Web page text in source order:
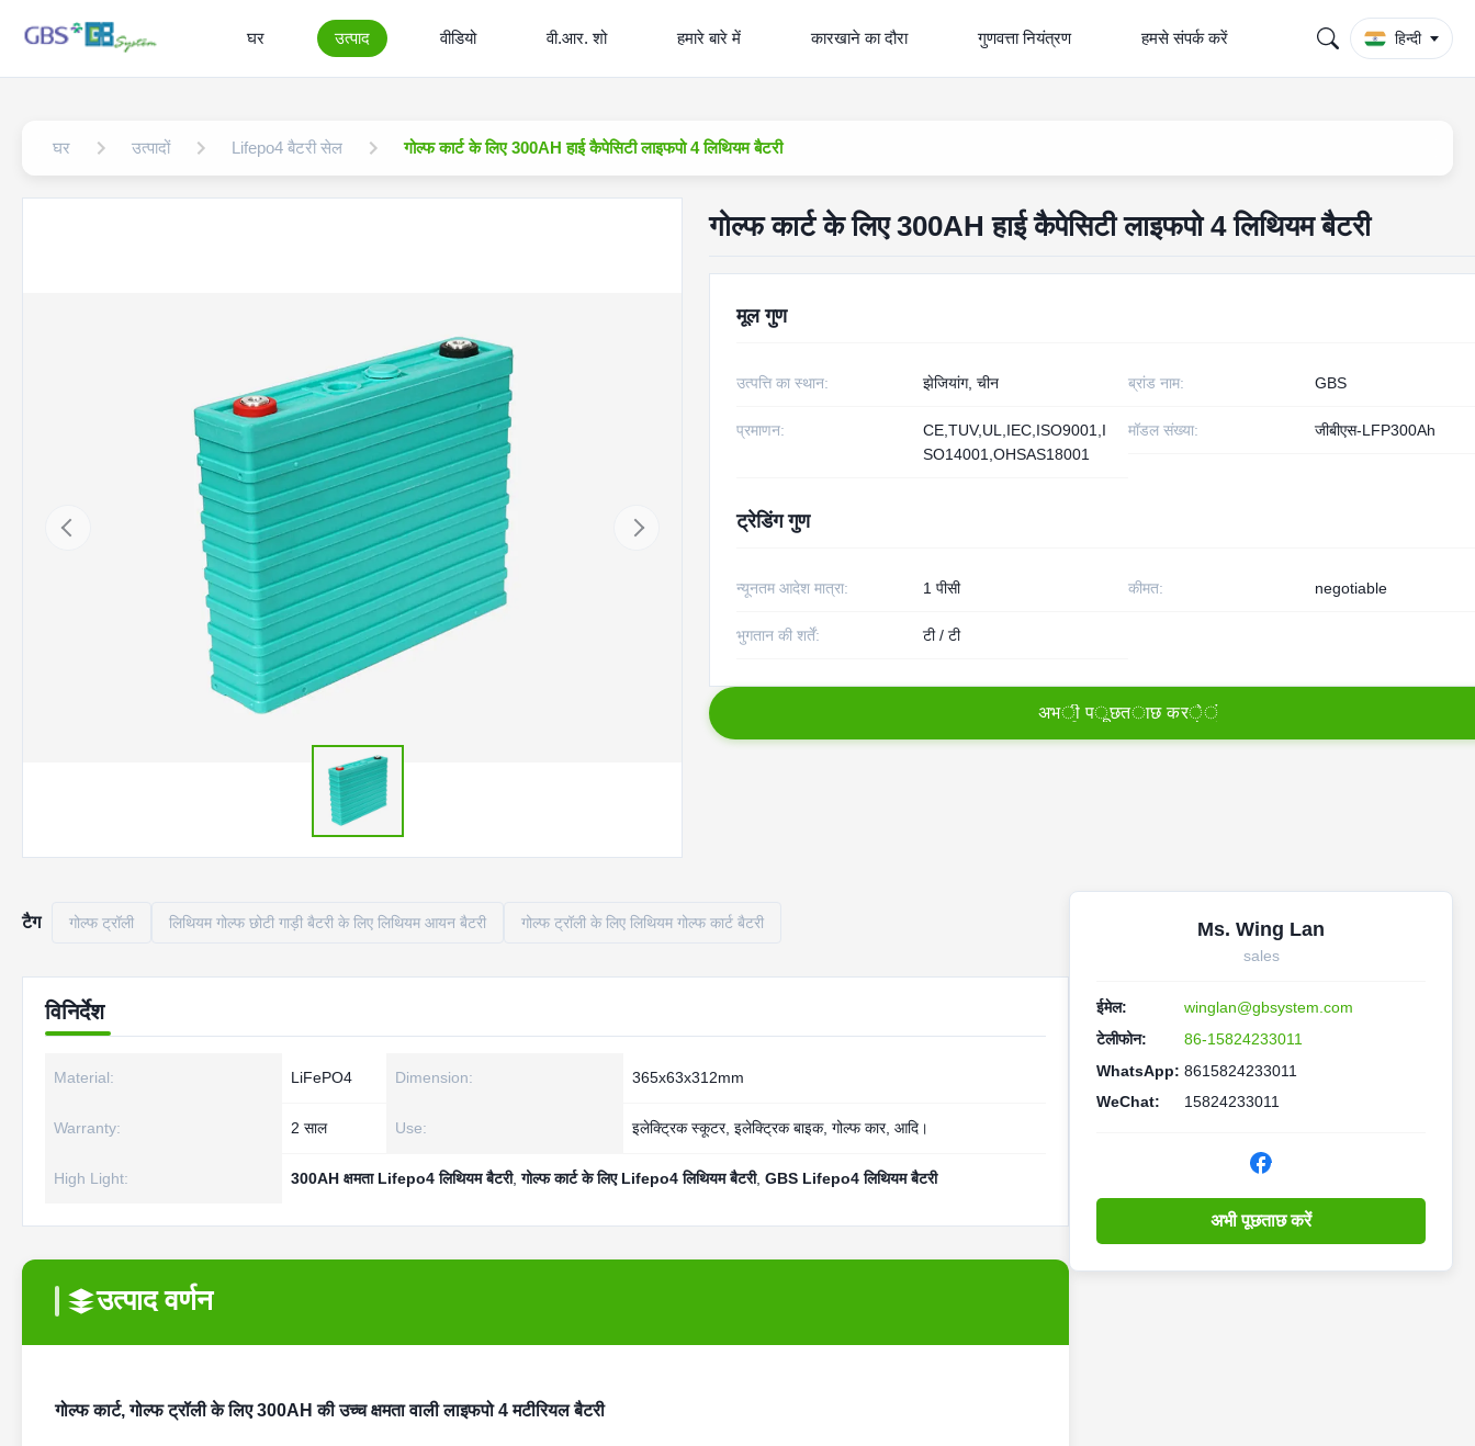
घर उत्पाद वीडियो वी.आर. शो हमारे बारे में कारखाने का दौरा गुणवत्ता नियंत्रण हमसे संपर्क करें हिन्दी
घर उत्पादों Lifepo4 बैटरी सेल गोल्फ कार्ट के लिए 300AH हाई कैपेसिटी लाइफपो 4 लिथियम बैटरी
गोल्फ कार्ट के लिए 300AH हाई कैपेसिटी लाइफपो 4 लिथियम बैटरी
मूल गुण
उत्पत्ति का स्थान: झेजियांग, चीन ब्रांड नाम: GBS
प्रमाणन:
CE,TUV,UL,IEC,ISO9001,I
SO14001,OHSAS18001
मॉडल संख्या: जीबीएस-LFP300Ah
ट्रेडिंग गुण
न्यूनतम आदेश मात्रा: 1 पीसी कीमत: negotiable
भुगतान की शर्तें: टी / टी
अभी पूछताछ करें
टैग गोल्फ ट्रॉली लिथियम गोल्फ छोटी गाड़ी बैटरी के लिए लिथियम आयन बैटरी गोल्फ ट्रॉली के लिए लिथियम गोल्फ कार्ट बैटरी
विनिर्देश
Material: LiFePO4 Dimension: 365x63x312mm
Warranty: 2 साल Use: इलेक्ट्रिक स्कूटर, इलेक्ट्रिक बाइक, गोल्फ कार, आदि।
High Light: 300AH क्षमता Lifepo4 लिथियम बैटरी,गोल्फ कार्ट के लिए Lifepo4 लिथियम बैटरी, GBS Lifepo4 लिथियम बैटरी
उत्पाद वर्णन
गोल्फ कार्ट, गोल्फ ट्रॉली के लिए 300AH की उच्च क्षमता वाली लाइफपो 4 मटीरियल बैटरी
Ms. Wing Lan
sales
ईमेल:
winglan@gbsystem.com
टेलीफोन:
86-15824233011
WhatsApp: 8615824233011
WeChat:
15824233011
अभी पूछताछ करें